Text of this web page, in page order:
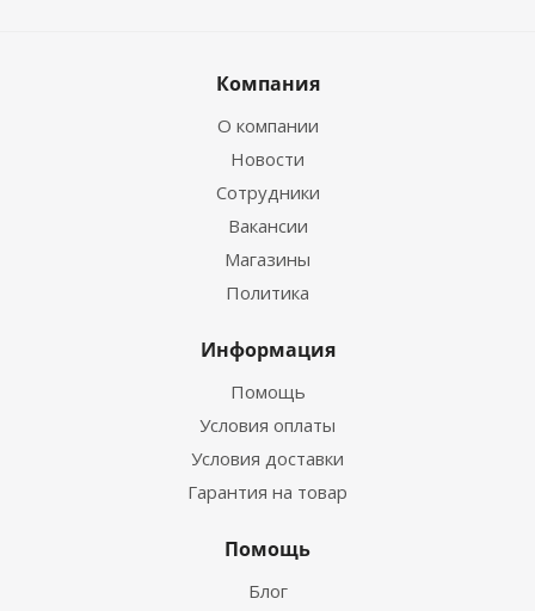
Компания
О компании
Новости
Сотрудники
Вакансии
Магазины
Политика
Информация
Помощь
Условия оплаты
Условия доставки
Гарантия на товар
Помощь
Блог